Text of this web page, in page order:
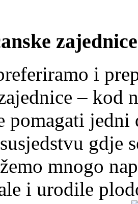
zajednice
i
– kod
pomagati
gdje
mnogo
i urodile